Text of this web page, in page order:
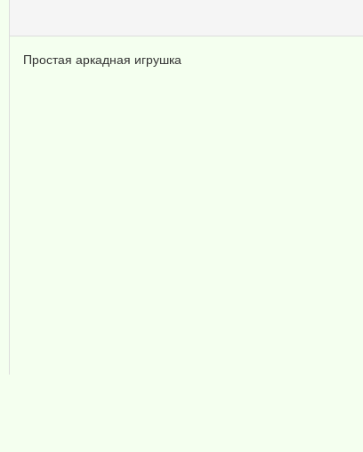
Простая аркадная игрушка